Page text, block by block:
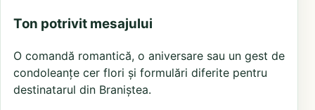
Ton potrivit mesajului
O comandă romantică, o aniversare sau un gest de
condoleanțe cer flori și formulări diferite pentru
destinatarul din Braniștea.